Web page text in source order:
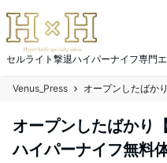
セルライト撃退ハイパーナイフ専
Venus_Press
オープンしたばかり
ハイパーナイフ無料